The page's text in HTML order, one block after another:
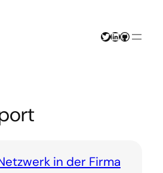
Twitter
LinkedIn
GitHub
in der Firma